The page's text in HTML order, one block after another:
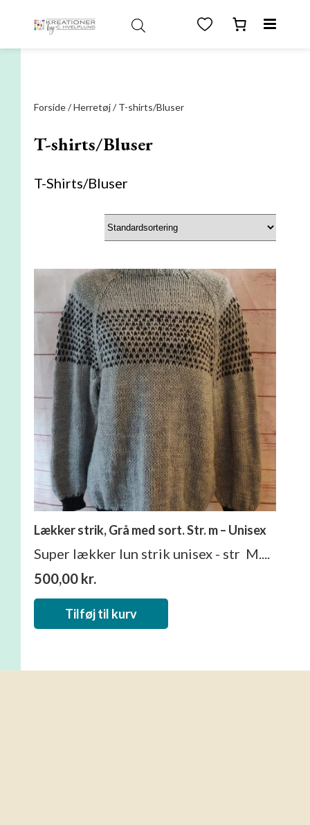
Forside/Herretøj/ T-shirts/Bluser
T-shirts/Bluser
T-Shirts/Bluser
Lækker strik, Grå med sort. Str. m – Unisex
Super lækker lun strik unisex - str M....
500,00 kr.
Tilføj til kurv